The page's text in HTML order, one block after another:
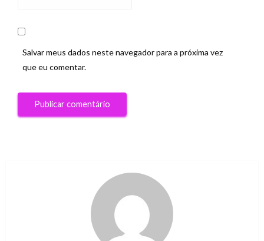
Salvar meus dados neste navegador para a próxima vez
que eu comentar.